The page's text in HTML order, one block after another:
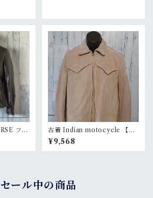
フェ
ライダ
S Rank
古着 Indian motocycle 【イ
ンディアンモトサイクル】ス
エードレザージャケットsizeL
RankB
¥9,568
セール中の商品